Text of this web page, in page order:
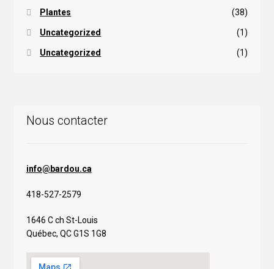
Plantes (38)
Uncategorized (1)
Uncategorized (1)
Nous contacter
info@bardou.ca
418-527-2579
1646 C ch St-Louis
Québec, QC G1S 1G8